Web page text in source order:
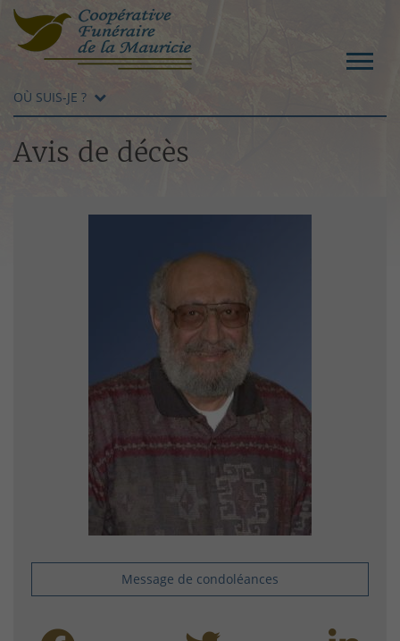
OÙ SUIS-JE ?
Avis de décès
Message de condoléances